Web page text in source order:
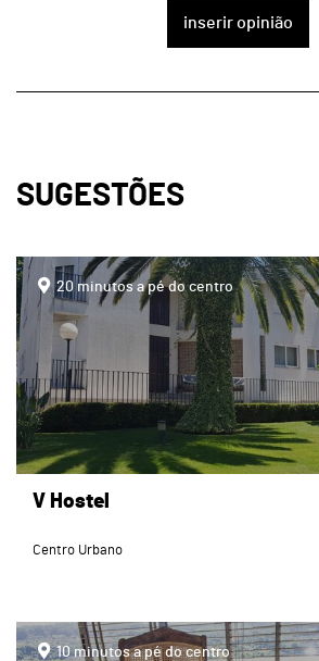
inserir opinião
SUGESTÕES
page
20 minutos a pé do centro
V Hostel
Centro Urbano
page
10 minutos a pé do centro